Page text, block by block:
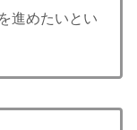
進めたいとい